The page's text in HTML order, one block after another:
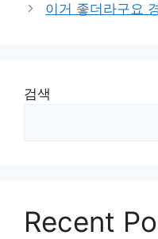
이거 좋더라구요
검색
Recent